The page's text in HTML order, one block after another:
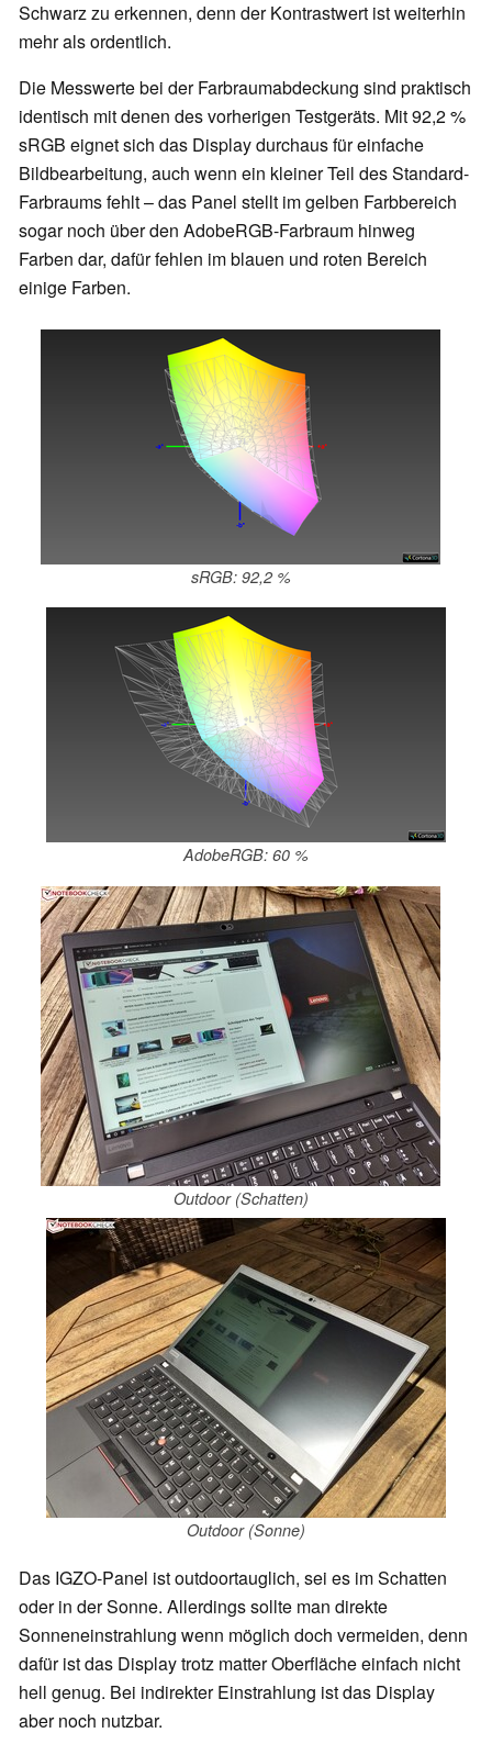
Schwarz zu erkennen, denn der Kontrastwert ist weiterhin
mehr als ordentlich.
Die Messwerte bei der Farbraumabdeckung sind praktisch
identisch mit denen des vorherigen Testgeräts. Mit 92,2 %
sRGB eignet sich das Display durchaus für einfache
Bildbearbeitung, auch wenn ein kleiner Teil des Standard-
Farbraums fehlt – das Panel stellt im gelben Farbbereich
sogar noch über den AdobeRGB-Farbraum hinweg
Farben dar, dafür fehlen im blauen und roten Bereich
einige Farben.
sRGB: 92,2 %
AdobeRGB: 60 %
Outdoor (Schatten)
Outdoor (Sonne)
Das IGZO-Panel ist outdoortauglich, sei es im Schatten
oder in der Sonne. Allerdings sollte man direkte
Sonneneinstrahlung wenn möglich doch vermeiden, denn
dafür ist das Display trotz matter Oberfläche einfach nicht
hell genug. Bei indirekter Einstrahlung ist das Display
aber noch nutzbar.